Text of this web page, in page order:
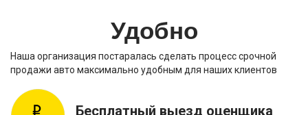
Удобно
Наша организация постаралась сделать процесс срочной
продажи авто максимально удобным для наших клиентов
Бесплатный выезд оценщика